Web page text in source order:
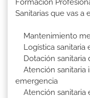
Formación
Sanitarias que vas a
Mantenimiento
Logística sanitaria
Dotación sanitaria
Atención sanitaria
emergencia
Atención sanitaria